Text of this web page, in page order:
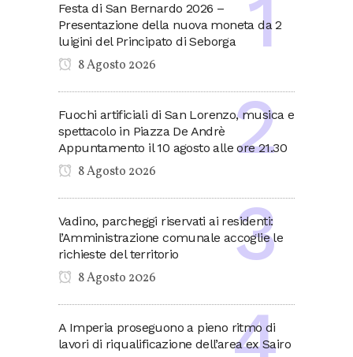
Festa di San Bernardo 2026 –
Presentazione della nuova moneta da 2
luigini del Principato di Seborga
8 Agosto 2026
Fuochi artificiali di San Lorenzo, musica e
spettacolo in Piazza De Andrè
Appuntamento il 10 agosto alle ore 21.30
8 Agosto 2026
Vadino, parcheggi riservati ai residenti:
l’Amministrazione comunale accoglie le
richieste del territorio
8 Agosto 2026
A Imperia proseguono a pieno ritmo di
lavori di riqualificazione dell’area ex Sairo